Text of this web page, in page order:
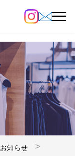
お知らせ